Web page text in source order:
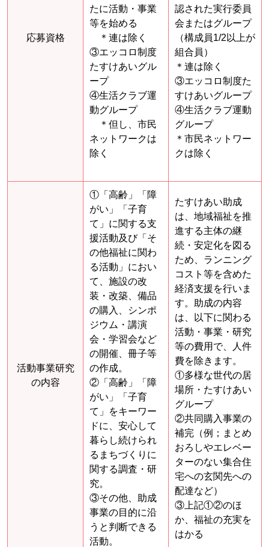
応募資格
たに活動・事業
等を始める
＊連は除く
③エッコロ制度
たすけあいグル
ープ
④生活クラブ運
動グループ
＊但し、市民
ネットワークは
除く
認された実行委員
会またはグループ
（構成員1/2以上が
組合員）
＊連は除く
③エッコロ制度た
すけあいグループ
④生活クラブ運動
グループ
＊市民ネットワー
クは除く
活動事業研究
の内容
①「高齢」「障
がい」「子育
て」に関する支
援活動及び「そ
の他福祉に関わ
る活動」におい
て、施設の改
装・改築、備品
の購入、シンポ
ジウム・講演
会・学習会など
の開催、冊子等
の作成。
②「高齢」「障
がい」「子育
て」をキーワー
ドに、安心して
暮らし続けられ
るまちづくりに
関する調査・研
究。
③その他、助成
事業の目的に沿
うと判断できる
活動。
たすけあい助成
は、地域福祉を推
進する主体の継
続・安定化を図る
ため、ランニング
コスト等を含めた
経済支援を行いま
す。助成の内容
は、以下に関わる
活動・事業・研究
等の費用で、人件
費を除きます。
①多様な世代の居
場所・たすけあい
グループ
②共同購入事業の
補完（例；まとめ
おろしやエレベー
ターのない集合住
宅への玄関先への
配達など）
③上記①②のほ
か、福祉の充実を
はかる